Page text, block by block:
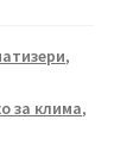
,
за клима,